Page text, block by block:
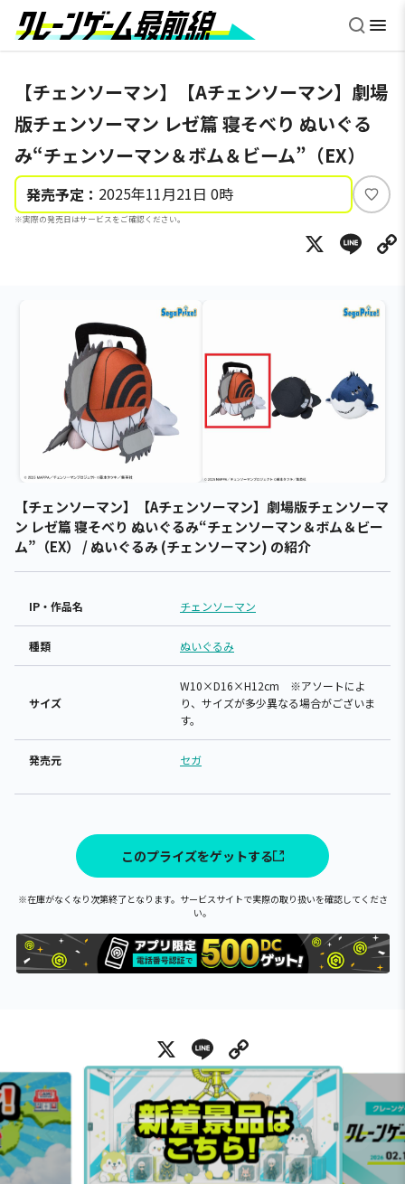
【チェンソーマン】【Aチェンソーマン】劇場
版チェンソーマン レゼ篇 寝そべり ぬいぐる
み“チェンソーマン＆ボム＆ビーム”（EX）
発売予定： 2025年11月21日 0時
※実際の発売日はサービスをご確認ください。
い
ね
X
【チェンソーマン】【Aチェンソーマン】劇場版チェンソーマ
ン レゼ篇 寝そべり ぬいぐるみ“チェンソーマン＆ボム＆ビー
ム”（EX） / ぬいぐるみ (チェンソーマン) の紹介
IP・作品名 チェンソーマン
種類 ぬいぐるみ
サイズ
W10×D16×H12cm ※アソートによ
り、サイズが多少異なる場合がございま
す。
発売元 セガ
このプライズをゲットする
※在庫がなくなり次第終了となります。サービスサイトで実際の取り扱いを確認してくださ
い。
X Line